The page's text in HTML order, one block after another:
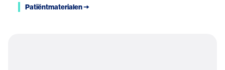
Patiëntmaterialen 🠆